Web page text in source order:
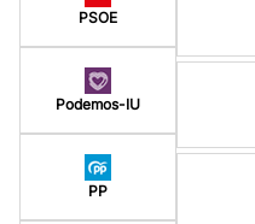
PSOE
Podemos-IU
PP